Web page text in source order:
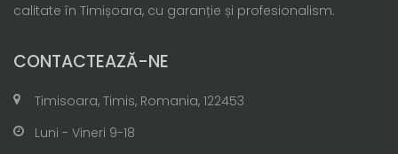
calitate în Timișoara, cu garanție și profesionalism.
CONTACTEAZĂ-NE
Timisoara, Timis, Romania, 122453
Luni - Vineri 9-18